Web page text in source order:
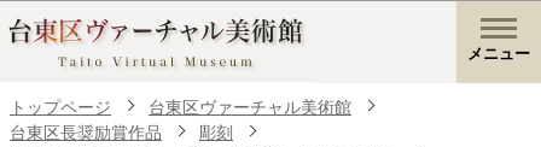
メニュー
トップページ
台東区ヴァーチャル美術館
台東区長奨励賞作品
彫刻